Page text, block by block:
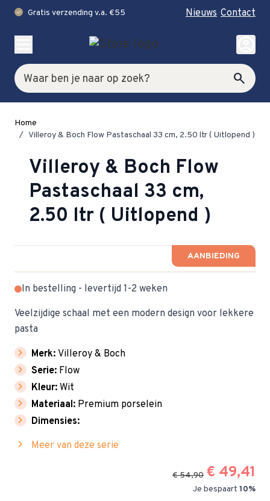
check Gratis verzending v.a. €55 Nieuws Contact
Zoek search
account_circle
Home
/ Villeroy & Boch Flow Pastaschaal 33 cm, 2.50 ltr ( Uitlopend )
Villeroy & Boch Flow
Pastaschaal 33 cm,
2.50 ltr ( Uitlopend )
AANBIEDING
In bestelling - levertijd 1-2 weken
Veelzijdige schaal met een modern design voor lekkere
pasta
chevron_right Merk: Villeroy & Boch
chevron_right Serie: Flow
chevron_right Kleur: Wit
chevron_right Materiaal: Premium porselein
chevron_right Dimensies:
chevron_right Meer van deze serie
€ 54,90 € 49,41
Je bespaart 10%